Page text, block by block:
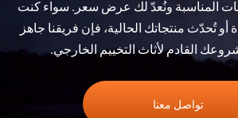
المناسبة ونُعدّ لك عرض سعر. سواء كنت
تُحدّث منتجاتك الحالية، فإن فريقنا جاهز
القادم لأثاث التخييم الخارجي.
تواصل معنا